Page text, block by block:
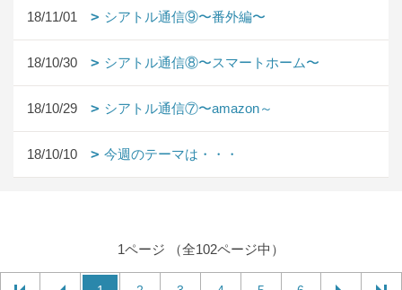
18/11/01 シアトル通信⑨〜番外編〜
18/10/30 シアトル通信⑧〜スマートホーム〜
18/10/29 シアトル通信⑦〜amazon～
18/10/10 今週のテーマは・・・
1ページ （全102ページ中）